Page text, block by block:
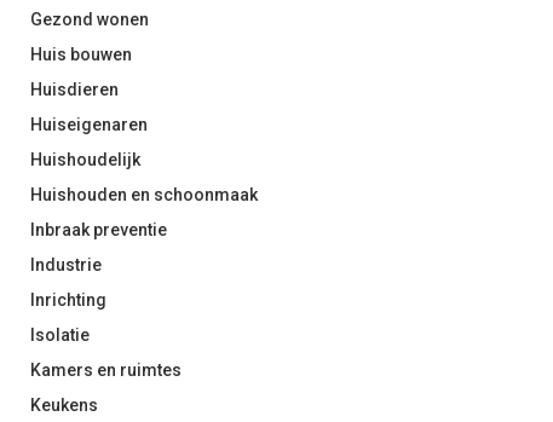
Gezond wonen
Huis bouwen
Huisdieren
Huiseigenaren
Huishoudelijk
Huishouden en schoonmaak
Inbraak preventie
Industrie
Inrichting
Isolatie
Kamers en ruimtes
Keukens